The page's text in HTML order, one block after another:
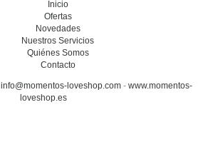
Inicio
Ofertas
Novedades
Nuestros Servicios
Quiénes Somos
Contacto
info@momentos-loveshop.com - www.momentos-
loveshop.es